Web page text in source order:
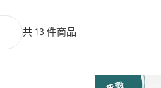
共 13 件商品